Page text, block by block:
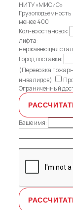
НИТУ «МИСиС»
Грузоподъемность
менее 400
Кол-во остановок:
лифта:
нержавеющая
Город поставки:
(Перевозка
инвалидов)
Ограниченный
Ваше имя: